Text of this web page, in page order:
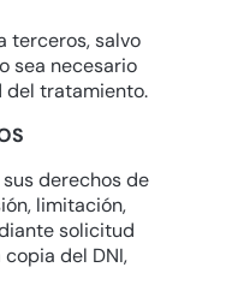
terceros, salvo
sea necesario
del tratamiento.
derechos de
limitación,
solicitud
del DNI,